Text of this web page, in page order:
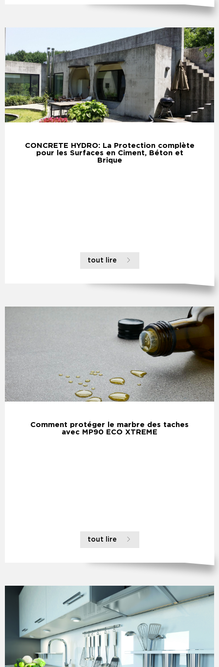
CONCRETE HYDRO: La Protection complète
pour les Surfaces en Ciment, Béton et
Brique
tout lire
Comment protéger le marbre des taches
avec MP90 ECO XTREME
tout lire